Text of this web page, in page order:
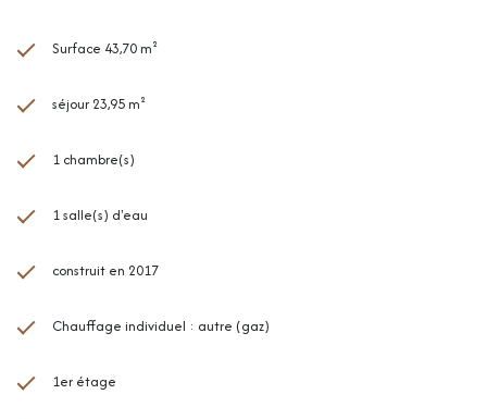
Surface 43,70 m²
séjour 23,95 m²
1 chambre(s)
1 salle(s) d'eau
construit en 2017
Chauffage individuel : autre (gaz)
1er étage